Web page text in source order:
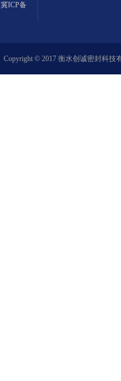
冀ICP备
Copyright © 2017 衡水创诚密封科